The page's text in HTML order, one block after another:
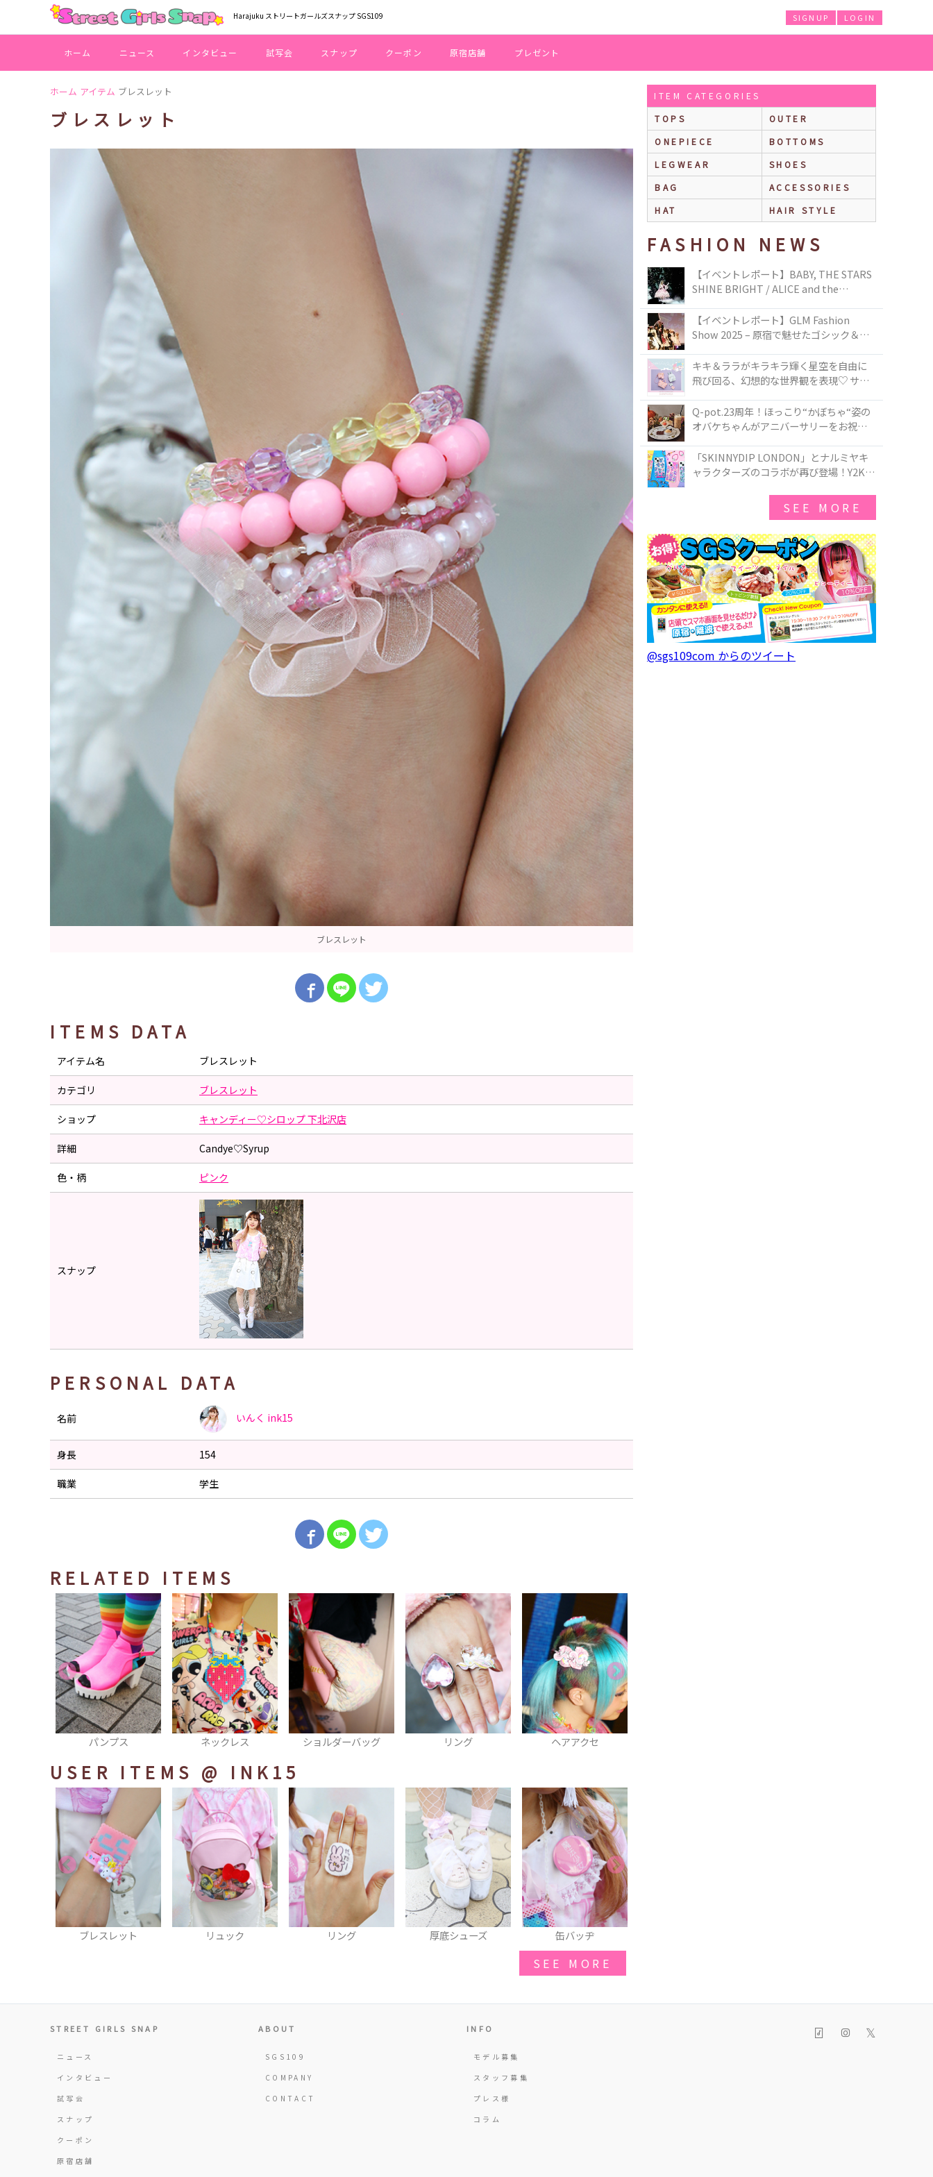
Harajuku ストリートガールズスナップ SGS109 LOGIN
SIGNUP
ホーム ニュース インタビュー 試写会 スナップ クーポン 原宿店舗 プレゼント
ホーム アイテム ブレスレット
ブレスレット
ブレスレット
ITEMS DATA
アイテム名 ブレスレット
カテゴリ ブレスレット
ショップ キャンディー♡シロップ 下北沢店
詳細 Candye♡Syrup
色・柄 ピンク
スナップ
PERSONAL DATA
名前 いんく ink15
身長 154
職業 学生
RELATED ITEMS
ネックレス ショルダーバッグ リング ヘアアクセ イヤーマフ
USER ITEMS @ INK15
リュック リング 厚底シューズ 缶バッヂ ガーターリング
SEE MORE
ITEM CATEGORIES
TOPS
OUTER
ONEPIECE
BOTTOMS
LEGWEAR
SHOES
BAG
ACCESSORIES
HAT
HAIR STYLE
FASHION NEWS
【イベントレポート】BABY, THE STARS
SHINE BRIGHT / ALICE and the
TOKYO
【イベントレポート】GLM Fashion
Show 2025 – 原宿で魅せたゴシック＆ロ
キキ＆ララがキラキラ輝く星空を自由に
飛び回る、幻想的な世界観を表現♡ サマ
50周年アニバーサリーイヤー』を記念し
たコレクションが登場
Q-pot.23周年！ほっこり“かぼちゃ“姿の
オバケちゃんがアニバーサリーをお祝い
ー」が新発売！Q-pot CAFE.では「かぼち
ゃのオバケーキプレート」も登場
「SKINNYDIP LONDON」とナルミヤキ
ャラクターズのコラボが再び登場！Y2Kム
SEE MORE
@sgs109com からのツイート
STREET GIRLS SNAP
ニュース
インタビュー
試写会
スナップ
クーポン
原宿店舗
ABOUT
SGS109
COMPANY
CONTACT
INFO
モデル募集
スタッフ募集
プレス様
コラム
𝕏